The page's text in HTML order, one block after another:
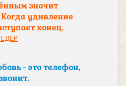
значит
удивление
конец.
- это телефон,